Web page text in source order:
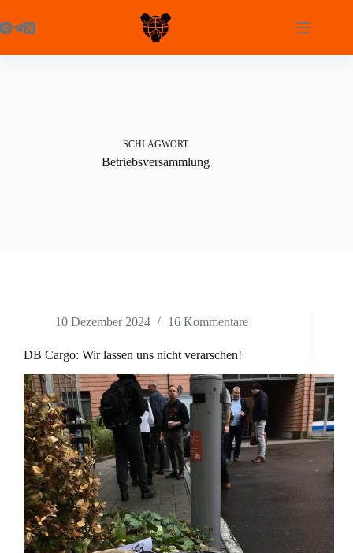
Inhalt
springen
SCHLAGWORT
Betriebsversammlung
10 Dezember 2024 16 Kommentare
DB Cargo: Wir lassen uns nicht verarschen!